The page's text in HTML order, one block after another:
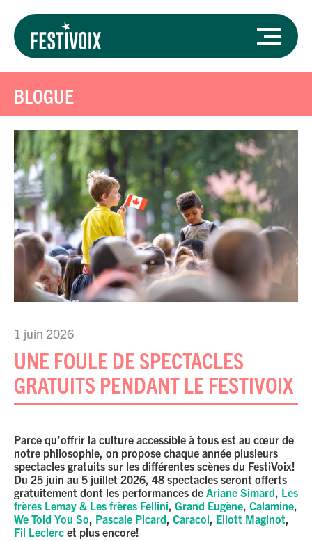
BLOGUE
1 juin 2026
UNE FOULE DE SPECTACLES
GRATUITS PENDANT LE FESTIVOIX
Parce qu’offrir la culture accessible à tous est au cœur de
notre philosophie, on propose chaque année plusieurs
spectacles gratuits sur les différentes scènes du FestiVoix!
Du 25 juin au 5 juillet 2026, 48 spectacles seront offerts
gratuitement dont les performances de Ariane Simard, Les
frères Lemay & Les frères Fellini, Grand Eugène, Calamine,
We Told You So, Pascale Picard, Caracol, Eliott Maginot,
Fil Leclerc et plus encore!